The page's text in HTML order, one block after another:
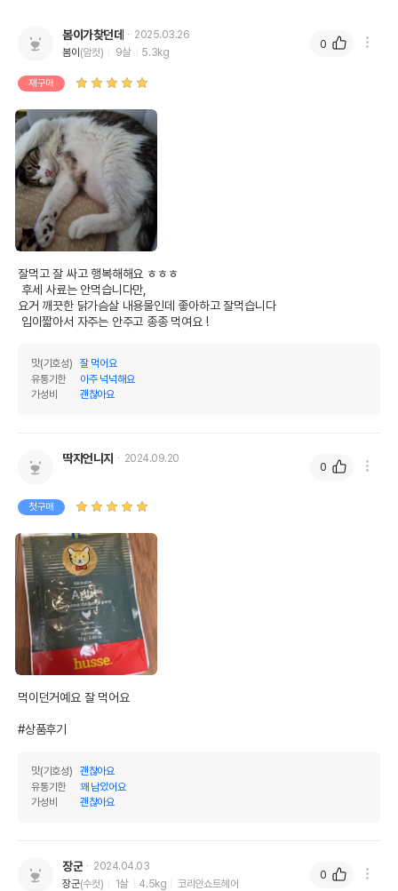
봄이가찾던데
2025.03.26
봄이 (암컷) 9살 5.3kg
재구매
잘먹고 잘 싸고 행복해해요 ㅎㅎㅎ
요거 깨끗한 닭가슴살 내용물인데 좋아하고 잘먹습니다
입이짧아서 자주는 안주고 종종 먹여요 !
맛(기호성)
잘 먹어요
유통기한
아주 넉넉해요
가성비
괜찮아요
0
딱지언니지 2024.09.20
첫구매
먹이던거예요 잘 먹어요
#상품후기
맛(기호성)
괜찮아요
유통기한
꽤 남았어요
가성비
괜찮아요
0
장군
2024.04.03
장군(수컷) 1살 4.5kg 코리안쇼트헤어
0